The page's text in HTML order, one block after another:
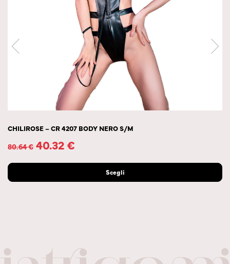
CHILIROSE – CR 4207 BODY NERO S/M
80.64€ 40.32€
Scegli